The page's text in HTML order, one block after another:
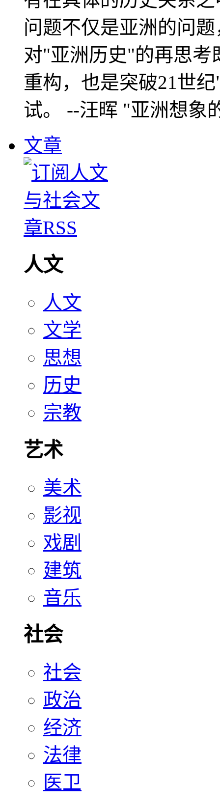
问题不仅是亚洲的问
对"亚洲历史"的再思考
重构，也是突破21世
试。 --汪晖 "亚洲想象
文章
人文
人文
文学
思想
历史
宗教
艺术
美术
影视
戏剧
建筑
音乐
社会
社会
政治
经济
法律
医卫